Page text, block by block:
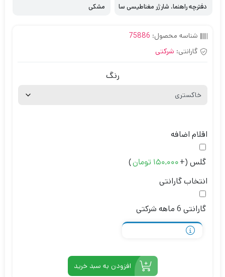
دفترچه راهنما، شارژر مغناطیسی سا
مشکی
شناسه محصول: 75886
گارانتی: شرکتی
رنگ
اقلام اضافه
گلس (+
150,000 تومان)
انتخاب گارانتی
گارانتی 6 ماهه شرکتی
افزودن به سبد خرید